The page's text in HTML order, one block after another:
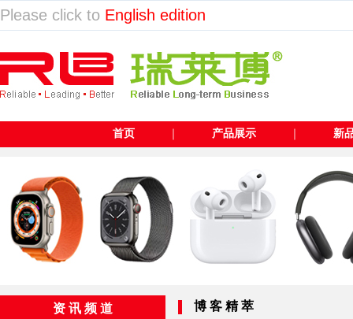
Please click to English edition
首页 ｜ 产品展示 ｜ 新
资 讯 频 道 博 客 精 萃